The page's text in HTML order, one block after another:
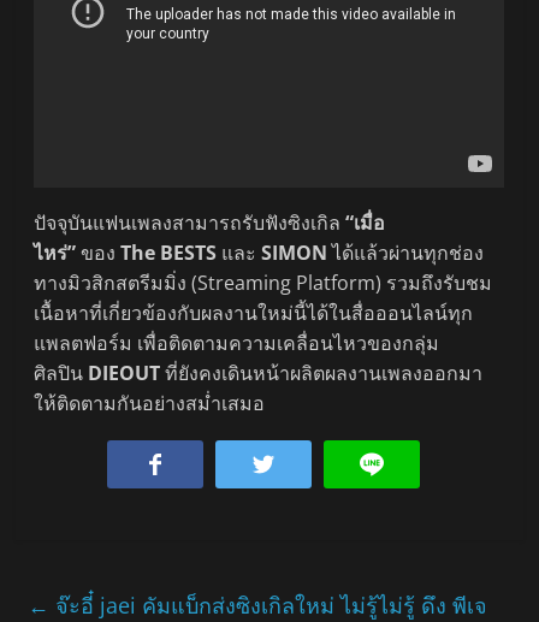
ปัจจุบันแฟนเพลงสามารถรับฟังซิงเกิล“เมื่อ
ไหร่”ของThe BESTS และSIMONได้แล้วผ่านทุกช่อง
ทางมิวสิกสตรีมมิ่ง (Streaming Platform) รวมถึงรับชม
เนื้อหาที่เกี่ยวข้องกับผลงานใหม่นี้ได้ในสื่อออนไลน์ทุก
แพลตฟอร์ม เพื่อติดตามความเคลื่อนไหวของกลุ่ม
ศิลปิน DIEOUTที่ยังคงเดินหน้าผลิตผลงานเพลงออกมา
ให้ติดตามกันอย่างสม่ำเสมอ
← จ๊ะอี๋ jaei คัมแบ็กส่งซิงเกิลใหม่ ไม่รู้ไม่รู้ ดึง พีเจ